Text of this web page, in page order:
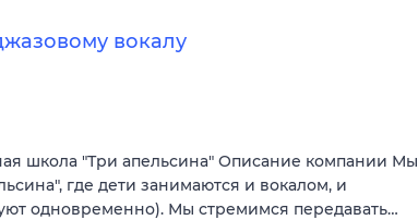
вокалу
школа "Три апельсина" Описание компании Мы
где дети занимаются и вокалом, и
одновременно). Мы стремимся передавать…